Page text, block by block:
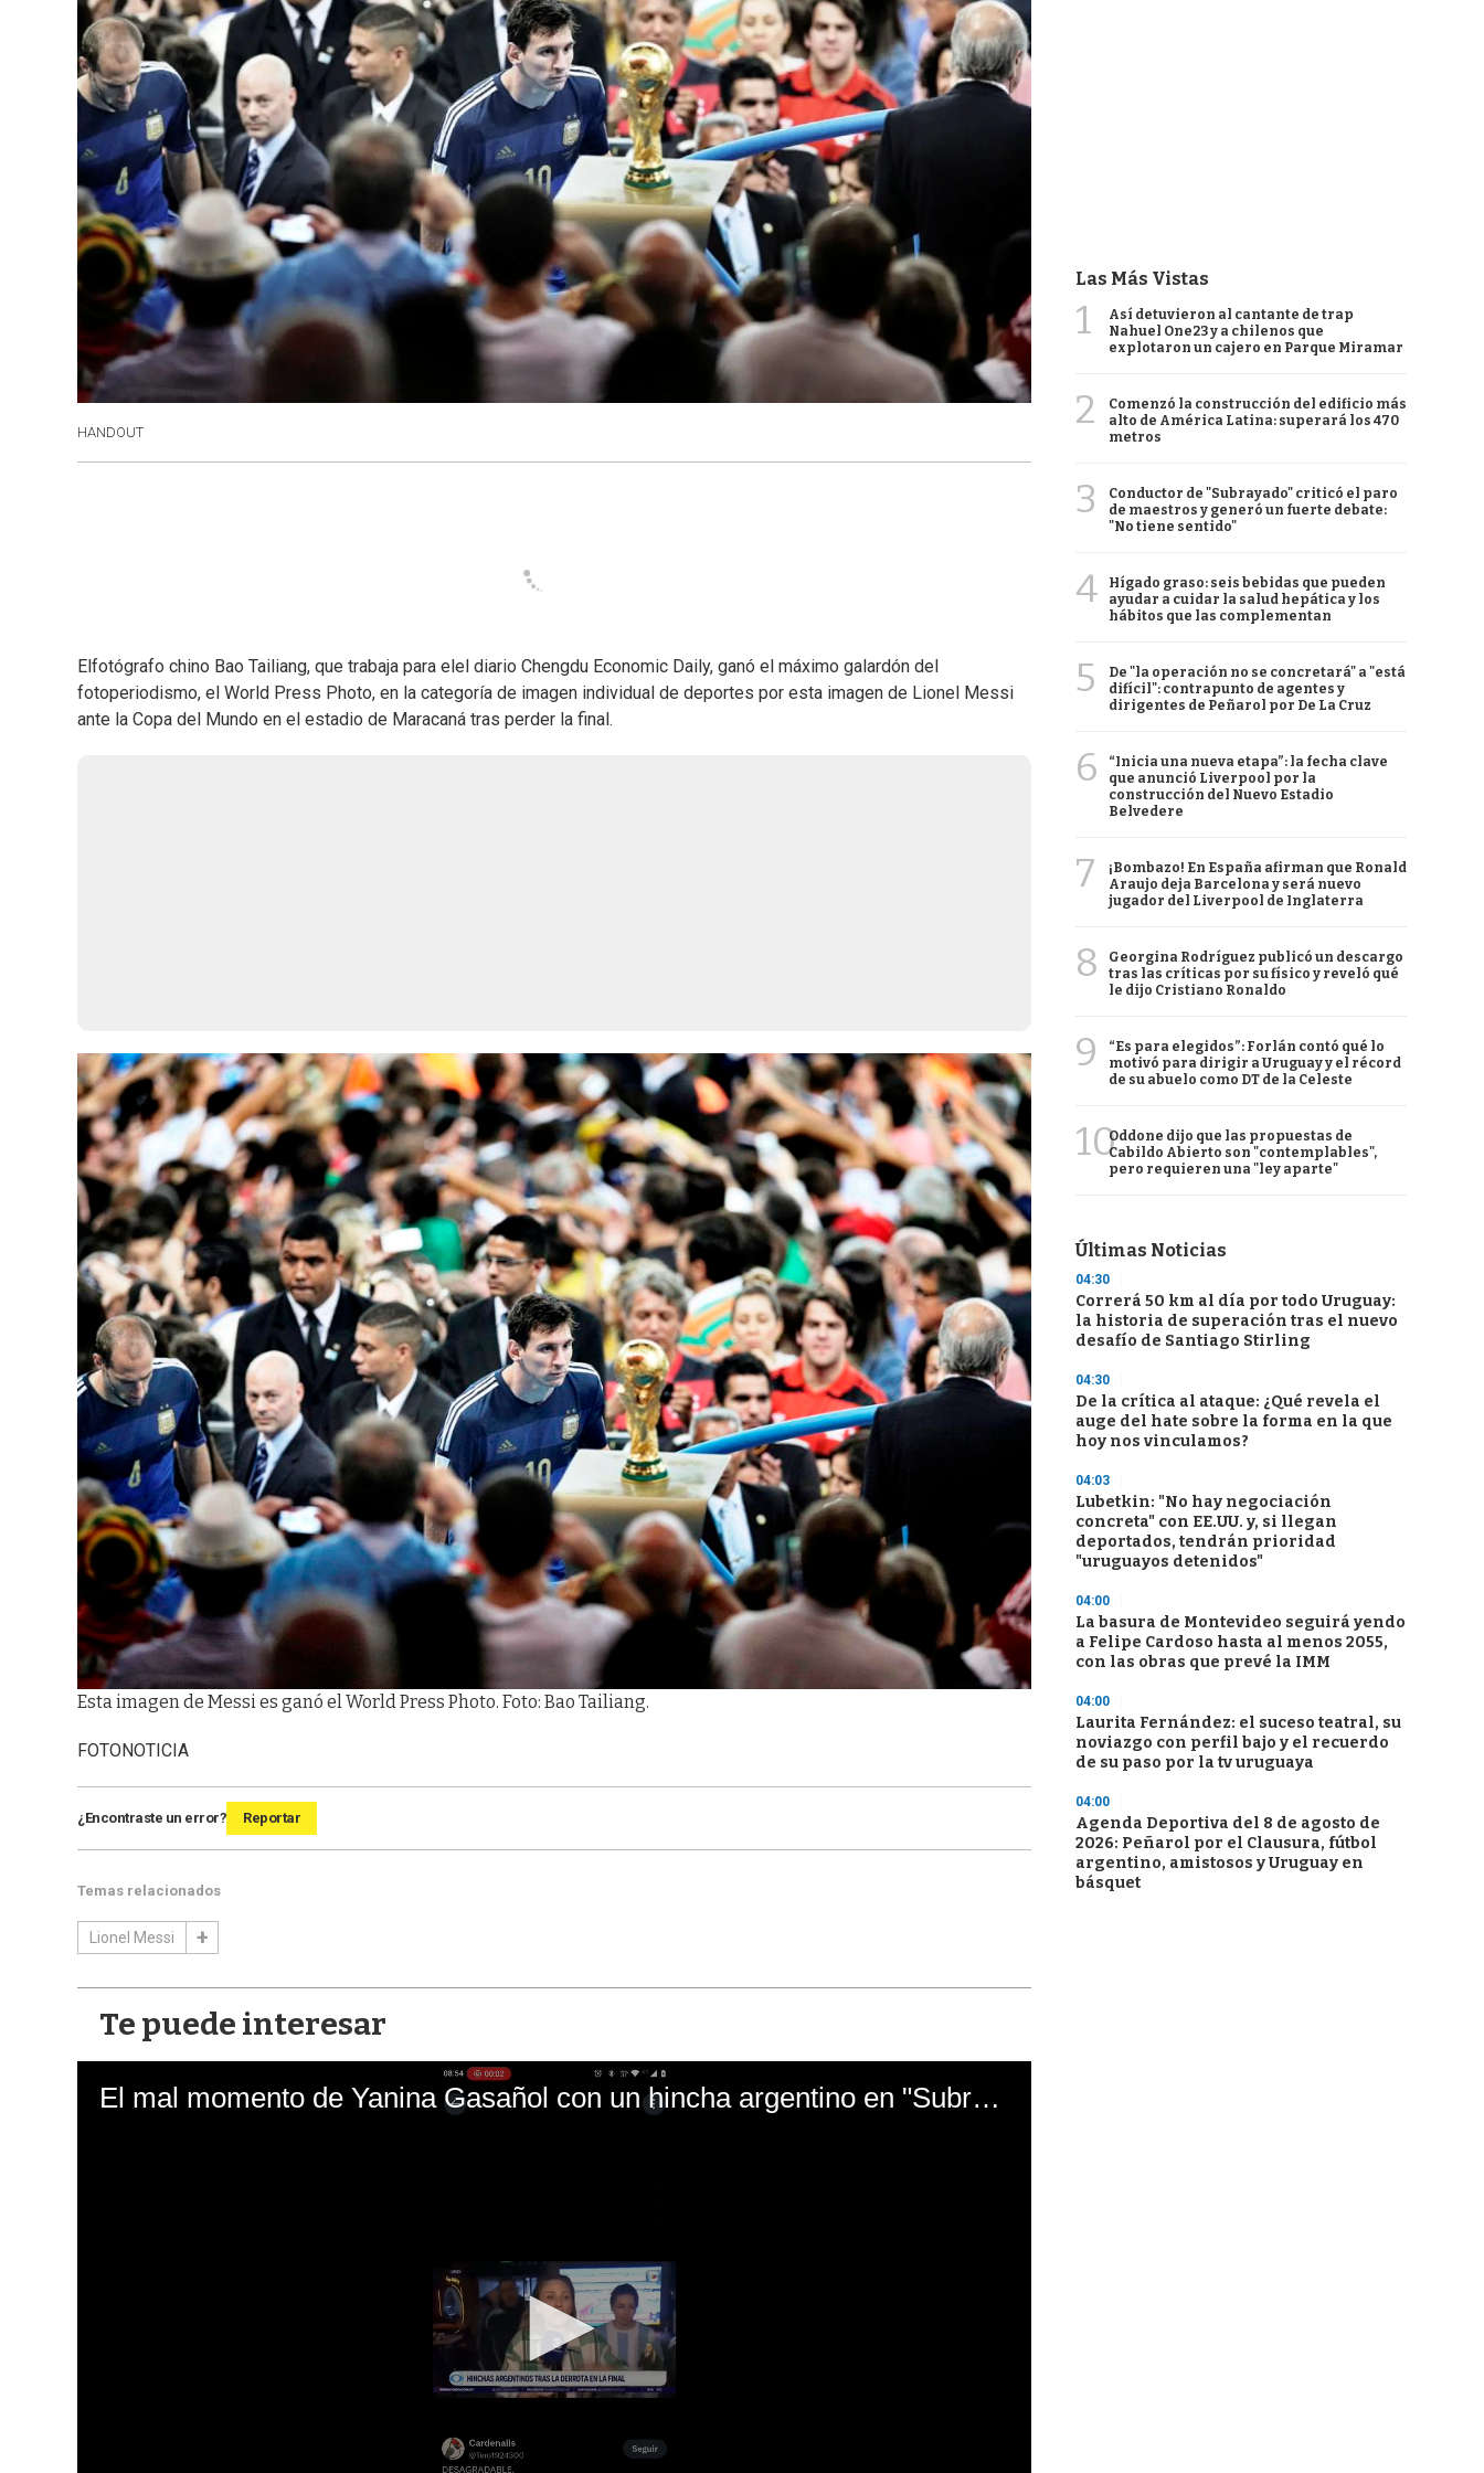
HANDOUT
Elfotógrafo chino Bao Tailiang, que trabaja para elel diario Chengdu Economic Daily, ganó el máximo galardón del
fotoperiodismo, el World Press Photo, en la categoría de imagen individual de deportes por esta imagen de Lionel Messi
ante la Copa del Mundo en el estadio de Maracaná tras perder la final.
Esta imagen de Messi es ganó el World Press Photo. Foto: Bao Tailiang.
FOTONOTICIA
¿Encontraste un error? Reportar
Temas relacionados
Lionel Messi
Te puede interesar
El mal momento de Yanina Gasañol con un hincha argentino en "Subrayado"
Las Más Vistas
1
Así detuvieron al cantante de trap
Nahuel One23 y a chilenos que
explotaron un cajero en Parque Miramar
2
Comenzó la construcción del edificio más
alto de América Latina: superará los 470
metros
3
Conductor de "Subrayado" criticó el paro
de maestros y generó un fuerte debate:
"No tiene sentido"
4
Hígado graso: seis bebidas que pueden
ayudar a cuidar la salud hepática y los
hábitos que las complementan
5
De "la operación no se concretará" a "está
difícil": contrapunto de agentes y
dirigentes de Peñarol por De La Cruz
6
“Inicia una nueva etapa”: la fecha clave
que anunció Liverpool por la
construcción del Nuevo Estadio
Belvedere
7
¡Bombazo! En España afirman que Ronald
Araujo deja Barcelona y será nuevo
jugador del Liverpool de Inglaterra
8
Georgina Rodríguez publicó un descargo
tras las críticas por su físico y reveló qué
le dijo Cristiano Ronaldo
9
“Es para elegidos”: Forlán contó qué lo
motivó para dirigir a Uruguay y el récord
de su abuelo como DT de la Celeste
10Oddone dijo que las propuestas de
Cabildo Abierto son "contemplables",
pero requieren una "ley aparte"
Últimas Noticias
04:30
Correrá 50 km al día por todo Uruguay:
la historia de superación tras el nuevo
desafío de Santiago Stirling
04:30
De la crítica al ataque: ¿Qué revela el
auge del hate sobre la forma en la que
hoy nos vinculamos?
04:03
Lubetkin: "No hay negociación
concreta" con EE.UU. y, si llegan
deportados, tendrán prioridad
"uruguayos detenidos"
04:00
La basura de Montevideo seguirá yendo
a Felipe Cardoso hasta al menos 2055,
con las obras que prevé la IMM
04:00
Laurita Fernández: el suceso teatral, su
noviazgo con perfil bajo y el recuerdo
de su paso por la tv uruguaya
04:00
Agenda Deportiva del 8 de agosto de
2026: Peñarol por el Clausura, fútbol
argentino, amistosos y Uruguay en
básquet